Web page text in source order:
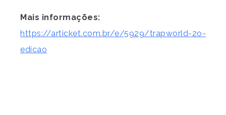
Mais informações:
https://articket.com.br/e/5929/trapworld-2o-
edicao